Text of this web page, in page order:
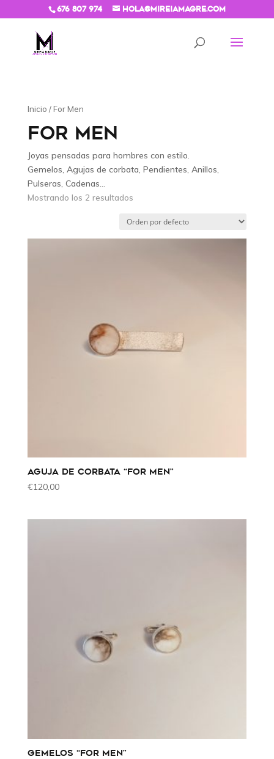
676 807 974 hola@mireiamagre.com
Inicio / For Men
FOR MEN
Joyas pensadas para hombres con estilo.
Gemelos, Agujas de corbata, Pendientes, Anillos,
Pulseras, Cadenas…
Mostrando los 2 resultados
AGUJA DE CORBATA “FOR MEN”
€120,00
GEMELOS “FOR MEN”